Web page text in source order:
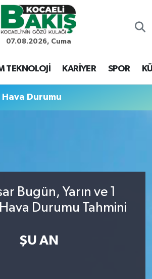
07.08.2026, Cuma
TEKNOLOJİ KARİYER SPOR
Durumu
Bugün, Yarın ve 1
Durumu Tahmini
ŞU AN
Eczaneler
Durumu